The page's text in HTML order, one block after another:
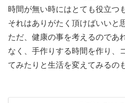
時間が無い時にはとても役立つ
それはありがたく頂けばいいと
ただ、健康の事を考えるのであ
なく、手作りする時間を作り、
てみたりと生活を変えてみるの